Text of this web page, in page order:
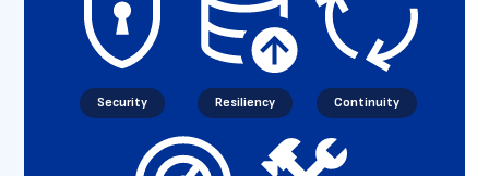
Security Resiliency Continuity